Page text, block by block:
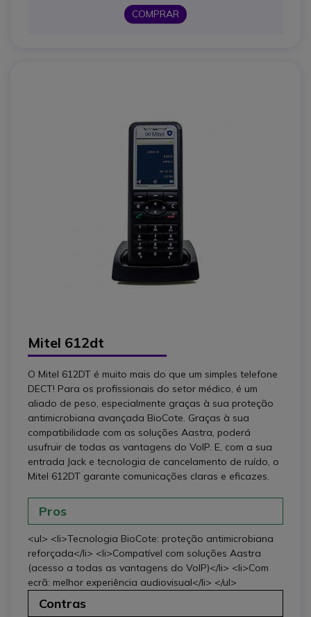
COMPRAR
Mitel 612dt
O Mitel 612DT é muito mais do que um simples telefone
DECT! Para os profissionais do setor médico, é um
aliado de peso, especialmente graças à sua proteção
antimicrobiana avançada BioCote. Graças à sua
compatibilidade com as soluções Aastra, poderá
usufruir de todas as vantagens do VoIP. E, com a sua
entrada Jack e tecnologia de cancelamento de ruído, o
Mitel 612DT garante comunicações claras e eficazes.
Pros
<ul> <li>Tecnologia BioCote: proteção antimicrobiana
reforçada</li> <li>Compatível com soluções Aastra
(acesso a todas as vantagens do VoIP)</li> <li>Com
ecrã: melhor experiência audiovisual</li> </ul>
Contras